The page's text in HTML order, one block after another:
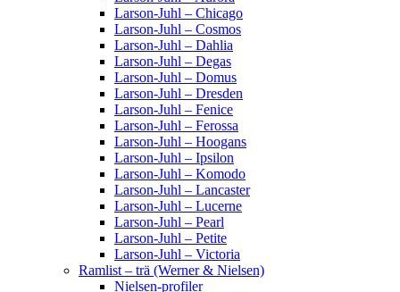
Larson-Juhl – Chicago
Larson-Juhl – Cosmos
Larson-Juhl – Dahlia
Larson-Juhl – Degas
Larson-Juhl – Domus
Larson-Juhl – Dresden
Larson-Juhl – Fenice
Larson-Juhl – Ferossa
Larson-Juhl – Hoogans
Larson-Juhl – Ipsilon
Larson-Juhl – Komodo
Larson-Juhl – Lancaster
Larson-Juhl – Lucerne
Larson-Juhl – Pearl
Larson-Juhl – Petite
Larson-Juhl – Victoria
Ramlist – trä (Werner & Nielsen)
Nielsen-profiler